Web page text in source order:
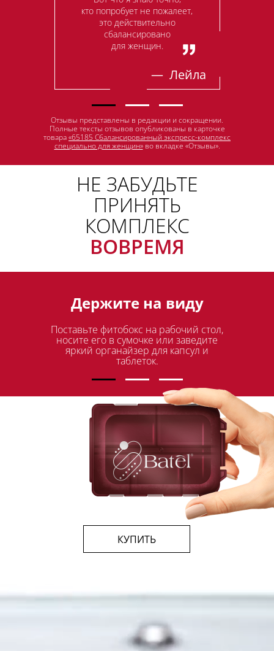
кто попробует не пожалеет,
это действительно
сбалансировано
для женщин.
— Лейла
Отзывы представлены в редакции и сокращении.
Полные тексты отзывов опубликованы в карточке
товара«65185 Сбалансированный экспресс-комплекс
специально для женщин»во вкладке «Отзывы».
НЕ ЗАБУДЬТЕ
ПРИНЯТЬ
КОМПЛЕКС
ВОВРЕМЯ
Держите на виду
Поставьте фитобокс на рабочий стол,
носите его в сумочке или заведите
яркий органайзер для капсул и
таблеток.
КУПИТЬ
Звуковые оповещения
Голосовые уведомления или
будильник смогут сообщать, что час
приема комплекса наступил.
Оставляйте себе
послания
По старинке: записки на
холодильнике, стикеры на мониторе
компьютера, крестики на руке.
понедельник
пятница